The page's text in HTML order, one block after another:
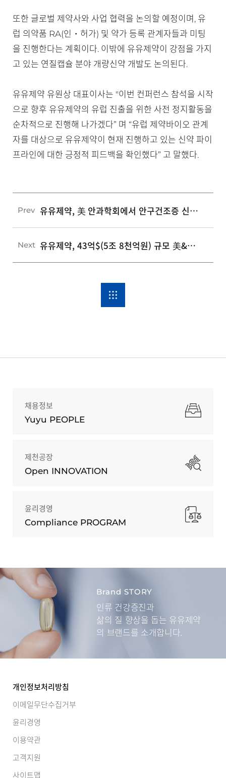
또한 글로벌 제약사와 사업 협력을 논의할 예정이며, 유
럽 의약품 RA(인・허가) 및 약가 등록 관계자들과 미팅
을 진행한다는 계획이다. 이밖에 유유제약이 강점을 가지
고 있는 연질캡슐 분야 개량신약 개발도 논의된다.
유유제약 유원상 대표이사는 "이번 컨퍼런스 참석을 시작
으로 향후 유유제약의 유럽 진출을 위한 사전 정지활동을
순차적으로 진행해 나가겠다” 며 “유럽 제약바이오 관계
자를 대상으로 유유제약이 현재 진행하고 있는 신약 파이
프라인에 대한 긍정적 피드백을 확인했다” 고 말했다.
Prev 유유제약, 美 안과학회에서 안구건조증 신약 파이프라인 홍보
Next 유유제약, 43억$(5조 8천억원) 규모 美&유럽 탈모치료제 시장 정조준
채용정보
Yuyu PEOPLE
제천공장
Open INNOVATION
윤리경영
Compliance PROGRAM
Brand STORY
인류 건강증진과
삶의 질 향상을 돕는 유유제약
의 브랜드를 소개합니다.
개인정보처리방침
이메일무단수집거부
윤리경영
이용약관
고객지원
사이트맵